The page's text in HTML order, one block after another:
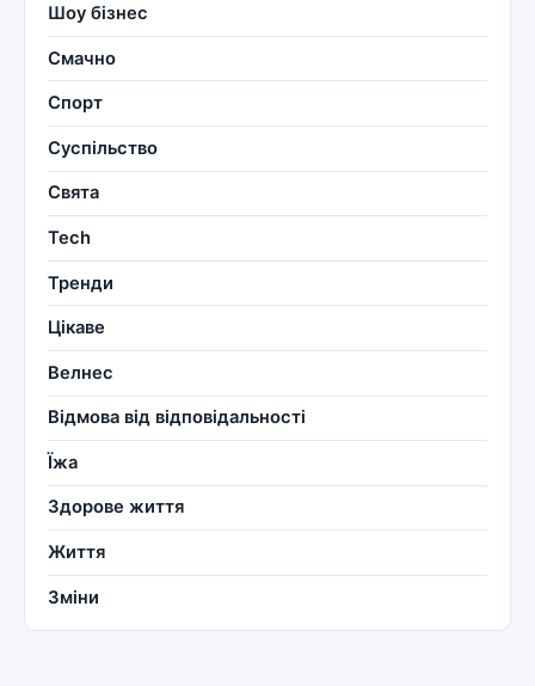
Шоу бізнес
Смачно
Спорт
Суспільство
Свята
Tech
Тренди
Цікаве
Велнес
Відмова від відповідальності
Їжа
Здорове життя
Життя
Зміни